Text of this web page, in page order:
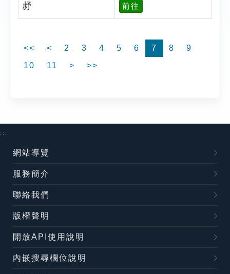
沀 前往
<< < 2 3 4 5 6 7 8
9
10
11 > >>
:::
網站導覽
服務簡介
聯絡我們
版權聲明
開放API使用說明
內嵌搜尋欄位說明